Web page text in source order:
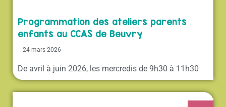
Programmation des ateliers parents
enfants au CCAS de Beuvry
24 mars 2026
De avril à juin 2026, les mercredis de 9h30 à 11h30